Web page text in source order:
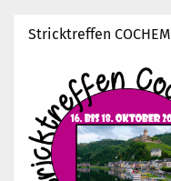
Stricktreffen COCHEM